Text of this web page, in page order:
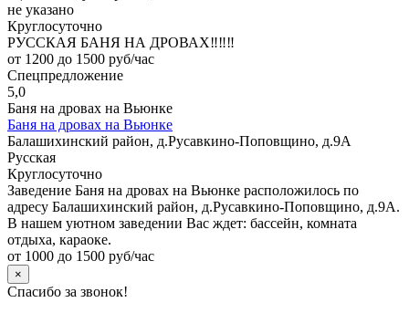
не указано
Круглосуточно
РУССКАЯ БАНЯ НА ДРОВАХ‼️‼️‼️
от 1200 до 1500 руб/час
Спецпредложение
5,0
Баня на дровах на Вьюнке
Баня на дровах на Вьюнке
Балашихинский район, д.Русавкино-Поповщино, д.9А
Русская
Круглосуточно
Заведение Баня на дровах на Вьюнке расположилось по
адресу Балашихинский район, д.Русавкино-Поповщино, д.9А.
В нашем уютном заведении Вас ждет: бассейн, комната
отдыха, караоке.
от 1000 до 1500 руб/час
×
Спасибо за звонок!